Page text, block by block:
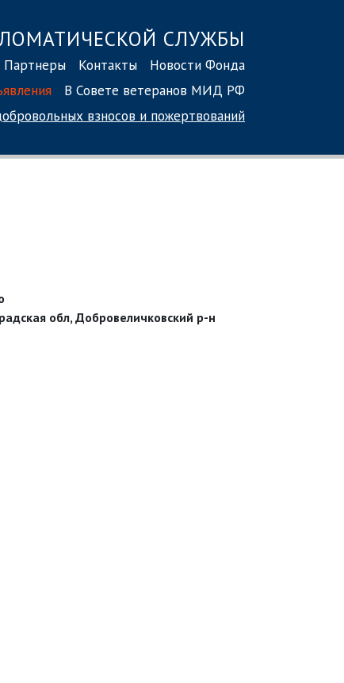
СЛУЖБЫ
Партнеры Контакты
Новости Фонда
В Совете ветеранов МИД РФ
взносов и пожертвований
обл, Добровеличковский р-н